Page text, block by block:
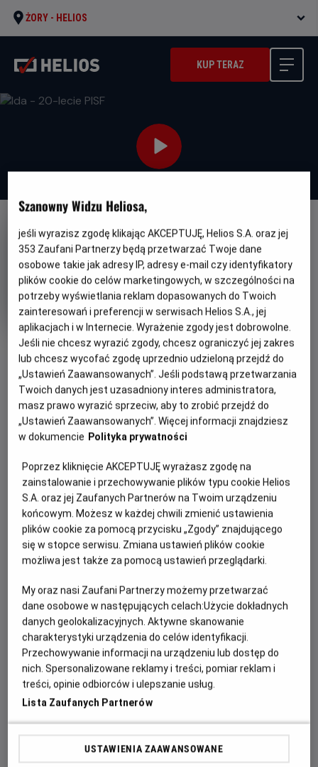
ŻORY - HELIOS
KUP TERAZ
FILM POLSKI
OBSERWUJ
Ida - 20-lecie PISF
Oryginalny
tytuł
Ida Gatunek
Dramat
Minimalny
wiek
Od 15 lat
Czas
trwania
82 min
Kraj
i
rok
produkcji
Dania, Polska
PREMIERA
25 października 2013
REŻYSERIA SCENARIUSZ
Lenkiewicz
OBSADA
Agata Kulesza, Dawid Ogrodnik, Agata Trzebuchowska
WIĘCEJ SZCZEGÓŁÓW
OPIS FILMU
Polska. Rok 1962. Anna jest w nowicjacie, jako sierota
umieszczona w klasztorze pod opieką zakonnic. Matka
przełożona namawia ją, by przed święceniami odwiedziła
swoją ciotkę, jedyną żyjącą krewną. Ciotka opowiada Annie
o losach rodziny. Wyznaje, że Anna jest Żydówką. Decydują
się pojechać do miejscowości, gdzie przed wojną mieszkali
przechowywana przez polskich sąsiadów, ale Wanda
podejrzewa, że zostali przez niego zabici. W ich rodzinnym
domu mieszka teraz syn sąsiada, Feliks. Wandzie udaje się
wydobyć od niego informacje o ojcu. Kobiety odnajdują
mężczyznę w szpitalu. Wanda przepytuje go, ale załamuje
się przy pytaniu o małego chłopca, imieniem Tadzio. Anna
domyśla się, że chodzi o chłopca ze zdjęcia i że jest on
synem Wandy...
Szanowny Widzu Heliosa,
jeśli wyrazisz zgodę klikając AKCEPTUJĘ, Helios S.A. oraz jej
353 Zaufani Partnerzy będą przetwarzać Twoje dane
osobowe takie jak adresy IP, adresy e-mail czy identyfikatory
plików cookie do celów marketingowych, w szczególności na
potrzeby wyświetlania reklam dopasowanych do Twoich
zainteresowań i preferencji w serwisach Helios S.A., jej
aplikacjach i w Internecie. Wyrażenie zgody jest dobrowolne.
Jeśli nie chcesz wyrazić zgody, chcesz ograniczyć jej zakres
lub chcesz wycofać zgodę uprzednio udzieloną przejdź do
„Ustawień Zaawansowanych”. Jeśli podstawą przetwarzania
Twoich danych jest uzasadniony interes administratora,
masz prawo wyrazić sprzeciw, aby to zrobić przejdź do
„Ustawień Zaawansowanych”. Więcej informacji znajdziesz
w dokumencie Polityka prywatności
Poprzez kliknięcie AKCEPTUJĘ wyrażasz zgodę na
zainstalowanie i przechowywanie plików typu cookie Helios
S.A. oraz jej Zaufanych Partnerów na Twoim urządzeniu
końcowym. Możesz w każdej chwili zmienić ustawienia
plików cookie za pomocą przycisku „Zgody” znajdującego
się w stopce serwisu. Zmiana ustawień plików cookie
możliwa jest także za pomocą ustawień przeglądarki.
My oraz nasi Zaufani Partnerzy możemy przetwarzać
dane osobowe w następujących celach:Użycie dokładnych
danych geolokalizacyjnych. Aktywne skanowanie
charakterystyki urządzenia do celów identyfikacji.
Przechowywanie informacji na urządzeniu lub dostęp do
nich. Spersonalizowane reklamy i treści, pomiar reklam i
treści, opinie odbiorców i ulepszanie usług.
Lista Zaufanych Partnerów
USTAWIENIA ZAAWANSOWANE